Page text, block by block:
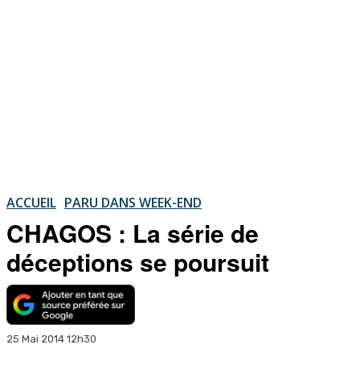
ACCUEIL PARU DANS WEEK-END
CHAGOS : La série de
déceptions se poursuit
25 Mai 2014 12h30